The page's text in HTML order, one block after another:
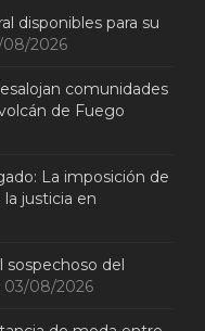
disponibles para su
08/2026
comunidades
de Fuego
La imposición de
la justicia en
sospechoso del
03/08/2026